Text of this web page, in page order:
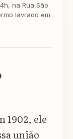
na Rua São
lavrado em
1902, ele
união